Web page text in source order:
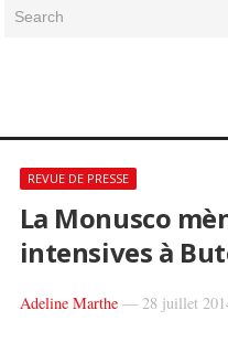
Search
REVUE DE PRESSE
La Monusco
intensives à
Adeline Marthe— 28 juillet